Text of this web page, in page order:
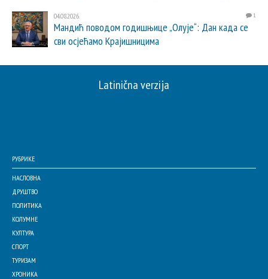
04.08.2026. 1
Мандић поводом годишњице „Олује“: Дан када се
сви осјећамо Крајишницима
Latinična verzija
РУБРИКЕ
НАСЛОВНА
ДРУШТВО
ПОЛИТИКА
КОЛУМНЕ
КУЛТУРА
СПОРТ
ТУРИЗАМ
ХРОНИКА